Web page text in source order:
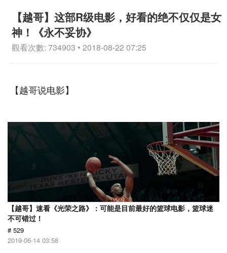
【越哥】这部R级电影，好看的绝不仅仅是女
神！《永不妥协》
觀看次數: 734903 • 2018-08-22 07:25
【越哥说电影】
【越哥】速看《光荣之路》：可能是目前最好的篮球电影，篮球迷
不可错过！
# 529
2019-06-14 03:58